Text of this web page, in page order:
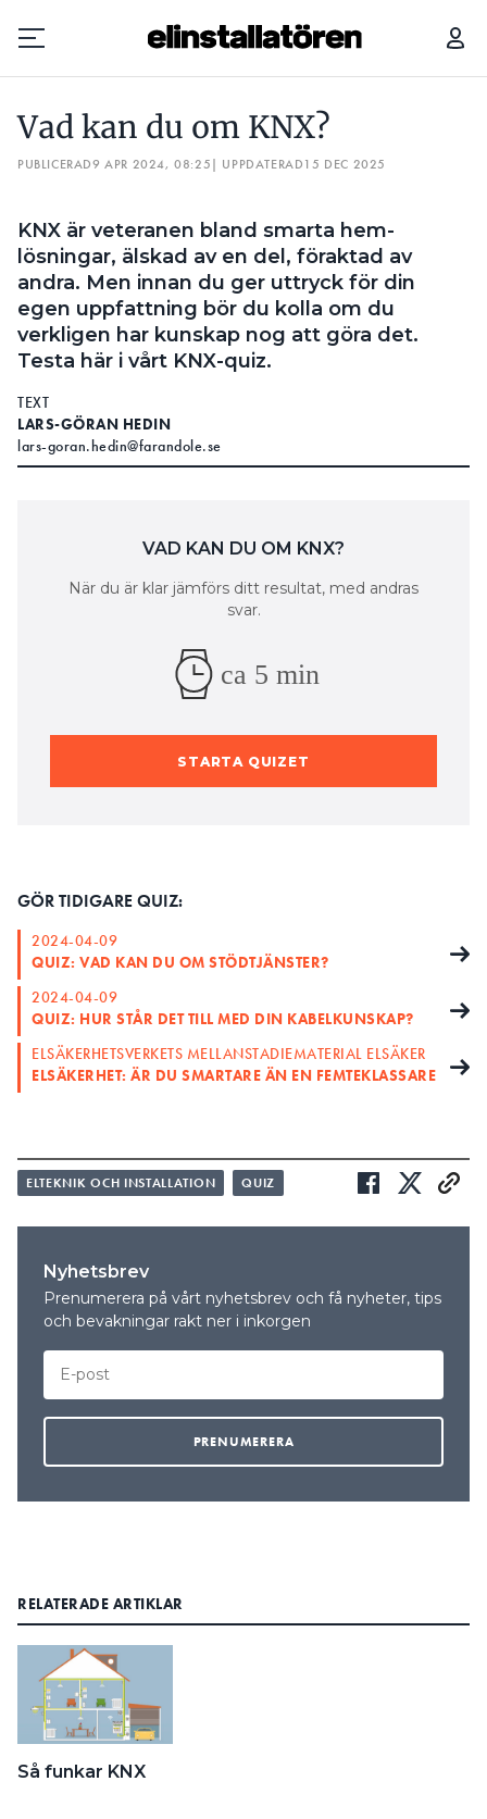
Prenumerera
Lediga jobb
Annonsera
Läs E-tidningen
Om tidningen
Kontakt
Vad kan du om KNX?
PUBLICERAD9 APR 2024, 08:25| UPPDATERAD15 DEC 2025
KNX är veteranen bland smarta hem-
lösningar, älskad av en del, föraktad av
andra. Men innan du ger uttryck för din
egen uppfattning bör du kolla om du
verkligen har kunskap nog att göra det.
Testa här i vårt KNX-quiz.
TEXT
LARS-GÖRAN HEDIN
lars-goran.hedin@farandole.se
VAD KAN DU OM KNX?
När du är klar jämförs ditt resultat, med andras
svar.
ca 5 min
STARTA QUIZET
GÖR TIDIGARE QUIZ:
2024-04-09
QUIZ: VAD KAN DU OM STÖDTJÄNSTER?
2024-04-09
QUIZ: HUR STÅR DET TILL MED DIN KABELKUNSKAP?
ELSÄKERHETSVERKETS MELLANSTADIEMATERIAL ELSÄKER
ELSÄKERHET: ÄR DU SMARTARE ÄN EN FEMTEKLASSARE
ELTEKNIK OCH INSTALLATION QUIZ
Nyhetsbrev
Prenumerera på vårt nyhetsbrev och få nyheter, tips
och bevakningar rakt ner i inkorgen
RELATERADE ARTIKLAR
Så funkar KNX
VAD KAN DU OM KNX?